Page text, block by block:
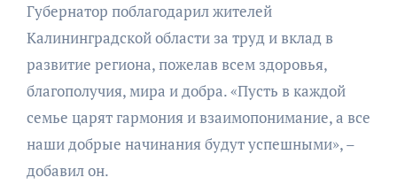
Губернатор поблагодарил жителей
Калининградской области за труд и вклад в
развитие региона, пожелав всем здоровья,
благополучия, мира и добра. «Пусть в каждой
семье царят гармония и взаимопонимание, а все
наши добрые начинания будут успешными», –
добавил он.